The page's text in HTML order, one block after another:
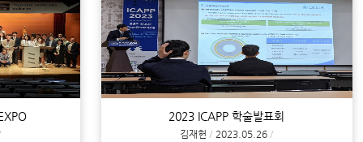
2023 ICAPP 학술발표회
김재헌 2023.05.26